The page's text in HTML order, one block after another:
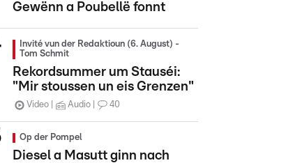
Gewënn a Poubellë fonnt
Invité vun der Redaktioun (6. August) -
Tom Schmit
Rekordsummer um Stauséi:
"Mir stoussen un eis Grenzen"
Video Audio 40
Op der Pompel
Diesel a Masutt ginn nach